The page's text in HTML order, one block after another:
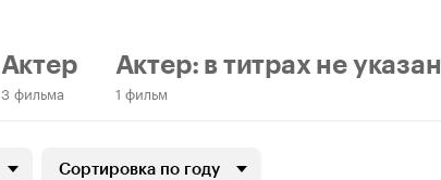
Актер
3 фильма
Актер: в титрах не указан
1 фильм
Сортировка по году